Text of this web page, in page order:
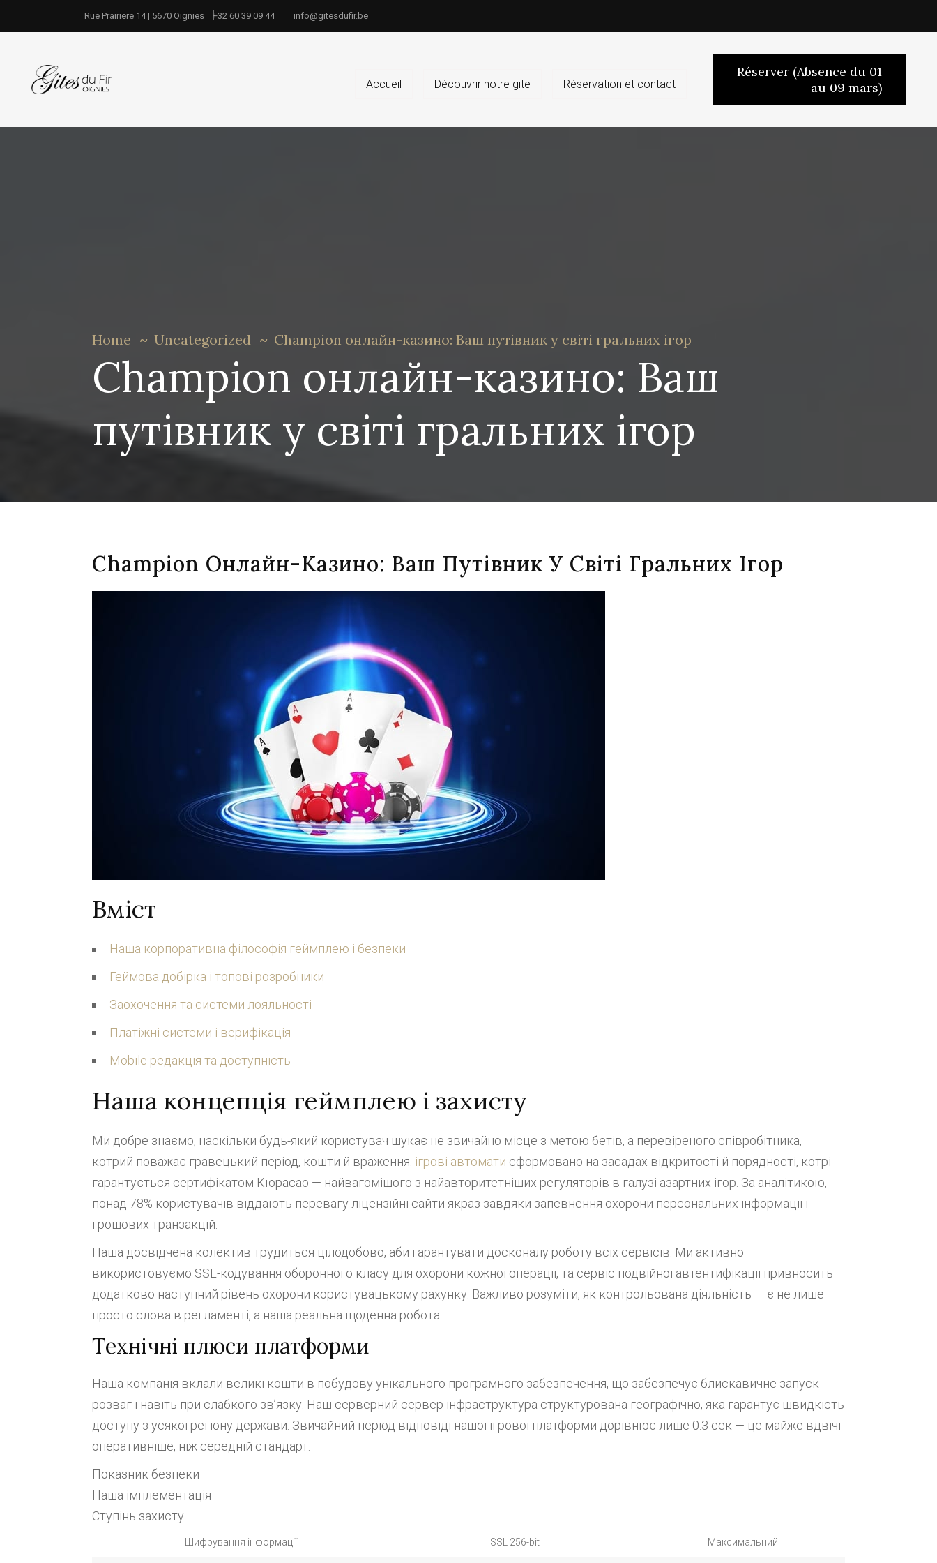
Rue Prairiere 14 | 5670 Oignies +32 60 39 09 44 info@gitesdufir.be
Accueil Découvrir notre gite Réservation et contact
Réserver (Absence du 01
au 09 mars)
Champion онлайн-казино: Ваш
путівник у світі гральних ігор
Home Uncategorized Champion онлайн-казино: Ваш путівник у світі гральних ігор
Champion Онлайн-Казино: Ваш Путівник У Світі Гральних Ігор
Вміст
Наша корпоративна філософія геймплею і безпеки
Геймова добірка і топові розробники
Заохочення та системи лояльності
Платіжні системи і верифікація
Mobile редакція та доступність
Наша концепція геймплею і захисту
Ми добре знаємо, наскільки будь-який користувач шукає не звичайно місце з метою бетів, а перевіреного співробітника,
котрий поважає гравецький період, кошти й враження. ігрові автомати сформовано на засадах відкритості й порядності, котрі
гарантується сертифікатом Кюрасао — найвагомішого з найавторитетніших регуляторів в галузі азартних ігор. За аналітикою,
понад 78% користувачів віддають перевагу ліцензійні сайти якраз завдяки запевнення охорони персональних інформації і
грошових транзакцій.
Наша досвідчена колектив трудиться цілодобово, аби гарантувати досконалу роботу всіх сервісів. Ми активно
використовуємо SSL-кодування оборонного класу для охорони кожної операції, та сервіс подвійної автентифікації привносить
додатково наступний рівень охорони користувацькому рахунку. Важливо розуміти, як контрольована діяльність — є не лише
просто слова в регламенті, а наша реальна щоденна робота.
Технічні плюси платформи
Наша компанія вклали великі кошти в побудову унікального програмного забезпечення, що забезпечує блискавичне запуск
розваг і навіть при слабкого зв’язку. Наш серверний сервер інфраструктура структурована географічно, яка гарантує швидкість
доступу з усякої регіону держави. Звичайний період відповіді нашої ігрової платформи дорівнює лише 0.3 сек — це майже вдвічі
оперативніше, ніж середній стандарт.
Показник безпеки
Наша імплементація
Ступінь захисту
Шифрування інформації SSL 256-bit Максимальний